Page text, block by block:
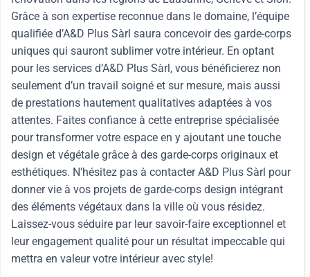
Grâce à son expertise reconnue dans le domaine, l’équipe
qualifiée d’A&D Plus Sàrl saura concevoir des garde-corps
uniques qui sauront sublimer votre intérieur. En optant
pour les services d’A&D Plus Sàrl, vous bénéficierez non
seulement d’un travail soigné et sur mesure, mais aussi
de prestations hautement qualitatives adaptées à vos
attentes. Faites confiance à cette entreprise spécialisée
pour transformer votre espace en y ajoutant une touche
design et végétale grâce à des garde-corps originaux et
esthétiques. N’hésitez pas à contacter A&D Plus Sàrl pour
donner vie à vos projets de garde-corps design intégrant
des éléments végétaux dans la ville où vous résidez.
Laissez-vous séduire par leur savoir-faire exceptionnel et
leur engagement qualité pour un résultat impeccable qui
mettra en valeur votre intérieur avec style!